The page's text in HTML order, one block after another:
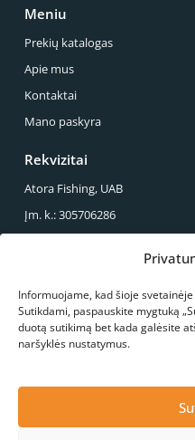
Informuojame, kad šioje
Sutikdami, paspauskite mygtuką
duotą sutikimą bet kada galėsite
naršyklės nustatymus.
Meniu
Prekių katalogas
Apie mus
Kontaktai
Mano paskyra
Rekvizitai
Atora Fishing, UAB
Įm. k.: 305706286
Reg. Adresas.: Sirupio g. 49-43,
Mus galite rasti
S.Kerbedžio g. 23,
Paskambinkite mums